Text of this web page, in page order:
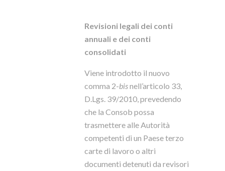
Revisioni legali dei conti
annuali e dei conti
consolidati
Viene introdotto il nuovo
comma 2-bisnell’articolo 33,
D.Lgs. 39/2010, prevedendo
che la Consob possa
trasmettere alle Autorità
competenti di un Paese terzo
carte di lavoro o altri
documenti detenuti da revisori